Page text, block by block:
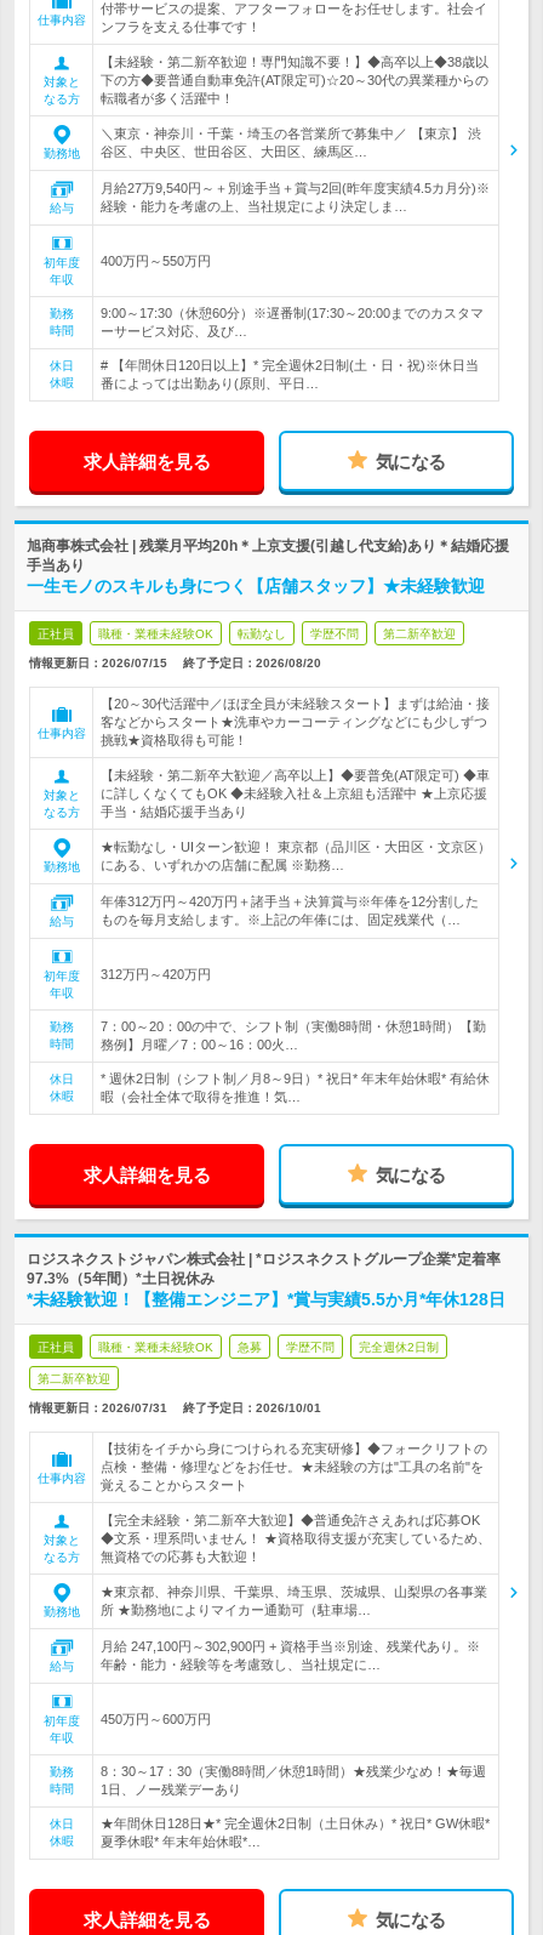
仕事内容
付帯サービスの提案、アフターフォローをお任せします。社会イ
ンフラを支える仕事です！
対象と
なる方
【未経験・第二新卒歓迎！専門知識不要！】◆高卒以上◆38歳以
下の方◆要普通自動車免許(AT限定可)☆20～30代の異業種からの
転職者が多く活躍中！
勤務地
＼東京・神奈川・千葉・埼玉の各営業所で募集中／ 【東京】 渋
谷区、中央区、世田谷区、大田区、練馬区…
給与
月給27万9,540円～＋別途手当＋賞与2回(昨年度実績4.5カ月分)※
経験・能力を考慮の上、当社規定により決定しま…
初年度
年収
400万円～550万円
勤務
時間
9:00～17:30（休憩60分）※遅番制(17:30～20:00までのカスタマ
ーサービス対応、及び…
休日
休暇
# 【年間休日120日以上】* 完全週休2日制(土・日・祝)※休日当
番によっては出勤あり(原則、平日…
求人詳細を見る 気になる
旭商事株式会社 | 残業月平均20h＊上京支援(引越し代支給)あり＊結婚応援
手当あり
一生モノのスキルも身につく【店舗スタッフ】★未経験歓迎
正社員 職種・業種未経験OK 転勤なし 学歴不問 第二新卒歓迎
情報更新日：2026/07/15 終了予定日： 2026/08/20
仕事内容
【20～30代活躍中／ほぼ全員が未経験スタート】まずは給油・接
客などからスタート★洗車やカーコーティングなどにも少しずつ
挑戦★資格取得も可能！
対象と
なる方
【未経験・第二新卒大歓迎／高卒以上】◆要普免(AT限定可) ◆車
に詳しくなくてもOK ◆未経験入社＆上京組も活躍中 ★上京応援
手当・結婚応援手当あり
勤務地
★転勤なし・UIターン歓迎！ 東京都（品川区・大田区・文京区）
にある、いずれかの店舗に配属 ※勤務…
給与
年俸312万円～420万円＋諸手当＋決算賞与※年俸を12分割した
ものを毎月支給します。※上記の年俸には、固定残業代（…
初年度
年収
312万円～420万円
勤務
時間
7：00～20：00の中で、シフト制（実働8時間・休憩1時間）【勤
務例】月曜／7：00～16：00火…
休日
休暇
* 週休2日制（シフト制／月8～9日）* 祝日* 年末年始休暇* 有給休
暇（会社全体で取得を推進！気…
求人詳細を見る 気になる
ロジスネクストジャパン株式会社 | *ロジスネクストグループ企業*定着率
97.3%（5年間）*土日祝休み
*未経験歓迎！【整備エンジニア】*賞与実績5.5か月*年休128日
正社員 職種・業種未経験OK 急募 学歴不問 完全週休2日制
第二新卒歓迎
情報更新日：2026/07/31 終了予定日： 2026/10/01
仕事内容
【技術をイチから身につけられる充実研修】◆フォークリフトの
点検・整備・修理などをお任せ。★未経験の方は"工具の名前"を
覚えることからスタート
対象と
なる方
【完全未経験・第二新卒大歓迎】◆普通免許さえあれば応募OK
◆文系・理系問いません！ ★資格取得支援が充実しているため、
無資格での応募も大歓迎！
勤務地
★東京都、神奈川県、千葉県、埼玉県、茨城県、山梨県の各事業
所 ★勤務地によりマイカー通勤可（駐車場…
給与
月給 247,100円～302,900円 + 資格手当※別途、残業代あり。※
年齢・能力・経験等を考慮致し、当社規定に…
初年度
年収
450万円～600万円
勤務
時間
8：30～17：30（実働8時間／休憩1時間）★残業少なめ！★毎週
1日、ノー残業デーあり
休日
休暇
★年間休日128日★* 完全週休2日制（土日休み）* 祝日* GW休暇*
夏季休暇* 年末年始休暇*…
求人詳細を見る 気になる